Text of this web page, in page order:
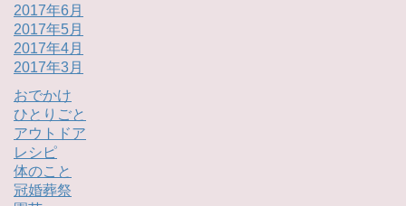
2017年6月
2017年5月
2017年4月
2017年3月
おでかけ
ひとりごと
アウトドア
レシピ
体のこと
冠婚葬祭